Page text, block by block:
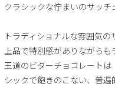
クラシックな佇まいのサッチ
トラディショナルな雰囲気の
上品で特別感がありながらも
王道のビターチョコレートは
シックで飽きのこない、普遍